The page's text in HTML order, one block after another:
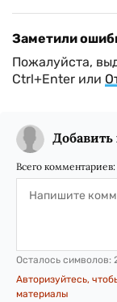
Заметили
Пожалуйста,
Ctrl+Enter или
Всего комментариев:
Осталось символов:
Авторизуйтесь,
материалы